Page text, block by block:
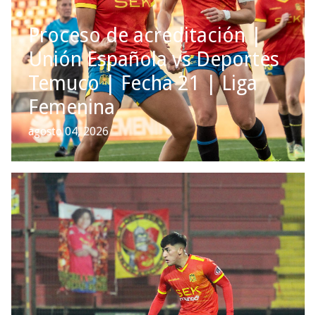
Proceso de acreditación |
Unión Española vs Deportes
Temuco | Fecha 21 | Liga
Femenina
agosto 04, 2026